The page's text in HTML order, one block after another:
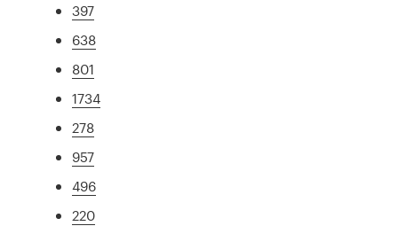
397
638
801
1734
278
957
496
220